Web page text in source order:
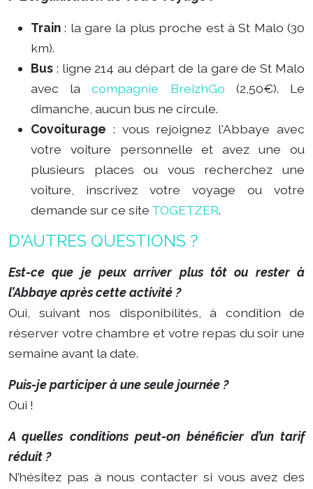
Train: la gare la plus proche est à St Malo (30
km).
Bus : ligne 214 au départ de la gare de St Malo
avec lacompagnie BreizhGo (2,50€). Le
dimanche, aucun bus ne circule.
Covoiturage : vous rejoignez l'Abbaye avec
votre voiture personnelle et avez une ou
plusieurs places ou vous recherchez une
voiture, inscrivez votre voyage ou votre
demande sur ce site TOGETZER.
D'AUTRES QUESTIONS ?
Est-ce que je peux arriver plus tôt ou rester à
l’Abbaye après cette activité ?
Oui, suivant nos disponibilités, à condition de
réserver votre chambre et votre repas du soir une
semaine avant la date.
Puis-je participer à une seule journée ?
Oui !
A quelles conditions peut-on bénéficier d’un tarif
réduit ?
N’hésitez pas à nous contacter si vous avez des